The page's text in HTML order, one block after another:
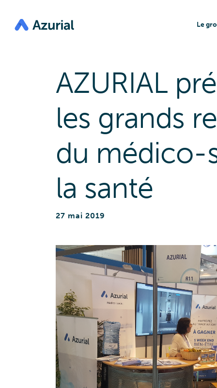
principal
Le
La
AZURIAL
les grands
du médico-
la santé
27 mai 2019